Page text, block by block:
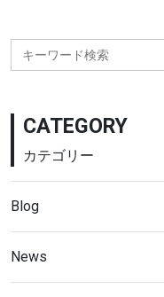
Search
for:
CATEGORY
カテゴリー
Blog
News